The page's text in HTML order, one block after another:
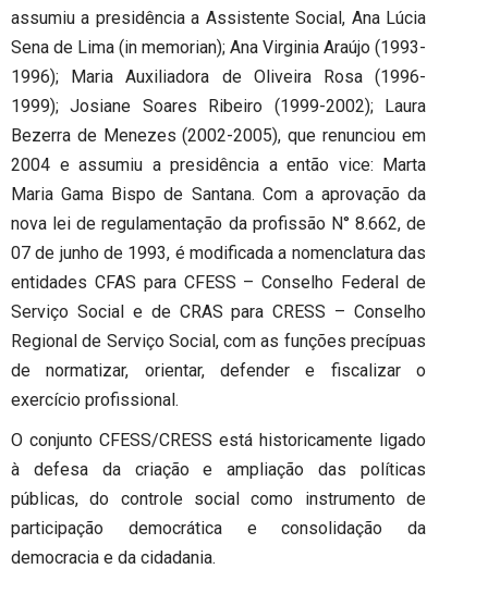
assumiu a presidência a Assistente Social, Ana Lúcia
Sena de Lima (in memorian); Ana Virginia Araújo (1993-
1996); Maria Auxiliadora de Oliveira Rosa (1996-
1999); Josiane Soares Ribeiro (1999-2002); Laura
Bezerra de Menezes (2002-2005), que renunciou em
2004 e assumiu a presidência a então vice: Marta
Maria Gama Bispo de Santana. Com a aprovação da
nova lei de regulamentação da profissão N° 8.662, de
07 de junho de 1993, é modificada a nomenclatura das
entidades CFAS para CFESS – Conselho Federal de
Serviço Social e de CRAS para CRESS – Conselho
Regional de Serviço Social, com as funções precípuas
de normatizar, orientar, defender e fiscalizar o
exercício profissional.
O conjunto CFESS/CRESS está historicamente ligado
à defesa da criação e ampliação das políticas
públicas, do controle social como instrumento de
participação democrática e consolidação da
democracia e da cidadania.